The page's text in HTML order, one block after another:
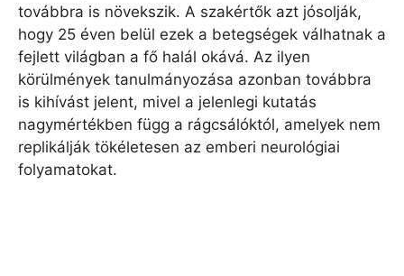
továbbra is növekszik. A szakértők azt jósolják,
hogy 25 éven belül ezek a betegségek válhatnak a
fejlett világban a fő halál okává. Az ilyen
körülmények tanulmányozása azonban továbbra
is kihívást jelent, mivel a jelenlegi kutatás
nagymértékben függ a rágcsálóktól, amelyek nem
replikálják tökéletesen az emberi neurológiai
folyamatokat.